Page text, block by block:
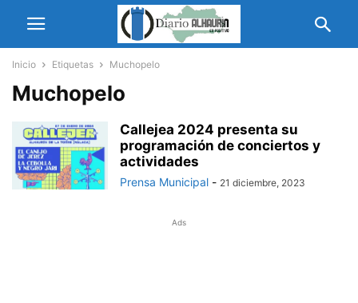
Inicio Etiquetas Muchopelo
Muchopelo
Callejea 2024 presenta su
programación de conciertos y
actividades
Prensa Municipal - 21 diciembre, 2023
Ads